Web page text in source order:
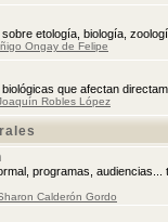
etología, biología,
Ongay de Felipe
que afectan
Robles López
programas,
Calderón Gordo